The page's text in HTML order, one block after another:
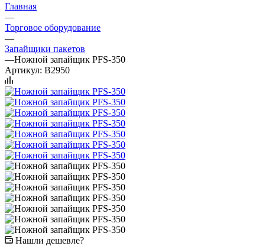
Главная
—
Торговое оборудование
—
Запайщики пакетов
—Ножной запайщик PFS-350
Артикул: B2950
Нашли дешевле?